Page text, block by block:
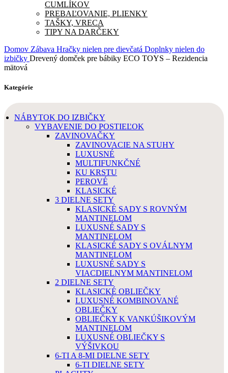
CUMLÍKOV
PREBAĽOVANIE, PLIENKY
TAŠKY, VRECA
TIPY NA DARČEKY
Domov Zábava Hračky nielen pre dievčatá Doplnky nielen do
izbičky Drevený domček pre bábiky ECO TOYS – Rezidencia
mätová
Kategórie
NÁBYTOK DO IZBIČKY
VYBAVENIE DO POSTIEĽOK
ZAVINOVAČKY
ZAVINOVACIE NA STUHY
LUXUSNÉ
MULTIFUNKČNÉ
KU KRSTU
PEROVÉ
KLASICKÉ
3 DIELNE SETY
KLASICKÉ SADY S ROVNÝM
MANTINELOM
LUXUSNÉ SADY S
MANTINELOM
KLASICKÉ SADY S OVÁLNYM
MANTINELOM
LUXUSNÉ SADY S
VIACDIELNYM MANTINELOM
2 DIELNE SETY
KLASICKÉ OBLIEČKY
LUXUSNÉ KOMBINOVANÉ
OBLIEČKY
OBLIEČKY K VANKÚŠIKOVÝM
MANTINELOM
LUXUSNÉ OBLIEČKY S
VÝŠIVKOU
6-TI A 8-MI DIELNE SETY
6-TI DIELNE SETY